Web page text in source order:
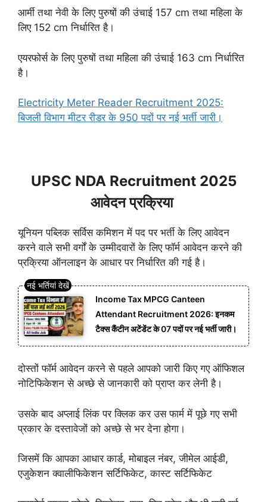
आर्मी तथा नेवी के लिए पुरुषों की उंचाई 157 cm तथा महिला के
लिए 152 cm निर्धारित है।
एयरफोर्स के लिए पुरुषों तथा महिला की उंचाई 163 cm निर्धारित
है।
Electricity Meter Reader Recruitment 2025:
बिजली विभाग मीटर रीडर के 950 पदों पर नई भर्ती जारी।
UPSC NDA Recruitment 2025
आवेदन प्रक्रिया
यूनियन पब्लिक सर्विस कमिशन में पद पर भर्ती के लिए आवेदन
करने वाले सभी वर्गों के उम्मीदवारों के लिए फॉर्म आवेदन करने की
प्रक्रिया ऑनलाइन के आधार पर निर्धारित की गई है।
Income Tax MPCG Canteen
Attendant Recruitment 2026: इनकम
टैक्स कैंटीन अटेंडेंट के 07 पदों पर नई भर्ती जारी।
दोस्तों फॉर्म आवेदन करने से पहले आपको जारी किए गए ऑफिशल
नोटिफिकेशन से अच्छे से जानकारी को प्राप्त कर लेनी है।
उसके बाद अप्लाई लिंक पर क्लिक कर उस फार्म में पूछे गए सभी
प्रकार के दस्तावेजों को अच्छे से भर देना होगा।
जिसमें कि आपका आधार कार्ड, मोबाइल नंबर, जीमेल आईडी,
एजुकेशन क्वालीफिकेशन सर्टिफिकेट, कास्ट सर्टिफिकेट